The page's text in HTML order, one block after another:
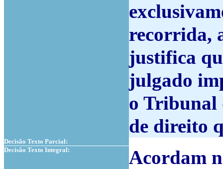
recorrida,
justifica
julgado
o Tribunal
de direito
Decisão Texto Parcial:
Decisão Texto Integral:
Acordam